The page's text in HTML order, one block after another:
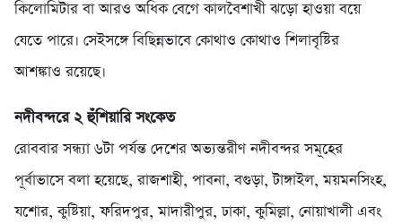
কিলোমিটার বা আরও অধিক বেগে কালবৈশাখী ঝড়ো হাওয়া বয়ে
যেতে পারে। সেইসঙ্গে বিছিন্নভাবে কোথাও কোথাও শিলাবৃষ্টির
আশঙ্কাও রয়েছে।
নদীবন্দরে ২ হুঁশিয়ারি সংকেত
রোববার সন্ধ্যা ৬টা পর্যন্ত দেশের অভ্যন্তরীণ নদীবন্দর সমূহের
পূর্বাভাসে বলা হয়েছে, রাজশাহী, পাবনা, বগুড়া, টাঙ্গাইল, ময়মনসিংহ,
যশোর, কুষ্টিয়া, ফরিদপুর, মাদারীপুর, ঢাকা, কুমিল্লা, নোয়াখালী এবং